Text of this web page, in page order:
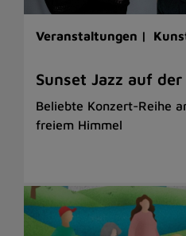
Veranstaltungen |
Sunset Jazz auf
Beliebte Konzert-Reihe
freiem Himmel